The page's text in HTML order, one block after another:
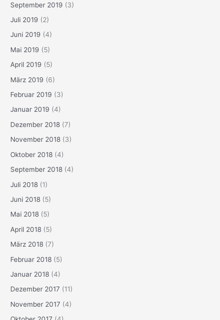
September 2019 (3)
Juli 2019 (2)
Juni 2019 (4)
Mai 2019 (5)
April 2019 (5)
März 2019 (6)
Februar 2019 (3)
Januar 2019 (4)
Dezember 2018 (7)
November 2018 (3)
Oktober 2018 (4)
September 2018 (4)
Juli 2018 (1)
Juni 2018 (5)
Mai 2018 (5)
April 2018 (5)
März 2018 (7)
Februar 2018 (5)
Januar 2018 (4)
Dezember 2017 (11)
November 2017 (4)